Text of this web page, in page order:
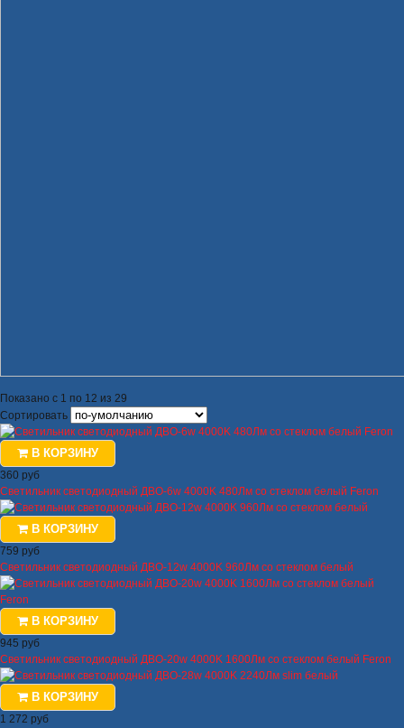
Показано с 1 по 12 из 29
Сортировать
В КОРЗИНУ
360 руб
Светильник светодиодный ДВО-6w 4000K 480Лм со стеклом белый Feron
В КОРЗИНУ
759 руб
Светильник светодиодный ДВО-12w 4000K 960Лм со стеклом белый
В КОРЗИНУ
945 руб
Светильник светодиодный ДВО-20w 4000K 1600Лм со стеклом белый Feron
В КОРЗИНУ
1 272 руб